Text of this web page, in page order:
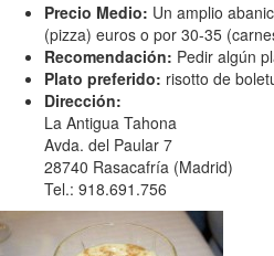
Precio Medio: Un amplio
(pizza) euros o por 30-35
Recomendación: Pedir algún
Plato preferido: risotto de
Dirección:
La Antigua Tahona
Avda. del Paular 7
28740 Rasacafría (Madrid)
Tel.: 918.691.756